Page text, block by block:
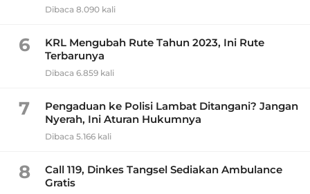
Dibaca 8.090 kali
6
KRL Mengubah Rute Tahun 2023, Ini Rute
Terbarunya
Dibaca 6.859 kali
7
Pengaduan ke Polisi Lambat Ditangani? Jangan
Nyerah, Ini Aturan Hukumnya
Dibaca 5.166 kali
8
Call 119, Dinkes Tangsel Sediakan Ambulance
Gratis